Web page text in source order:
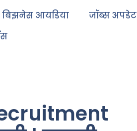
बिझनेस आयडिया जॉब्स अपडेट